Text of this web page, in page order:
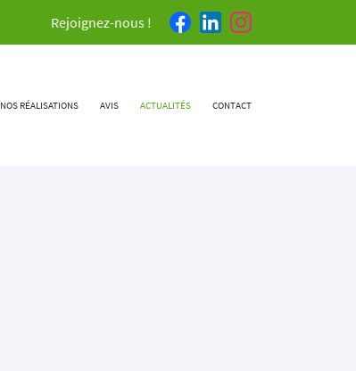
Rejoignez-nous !
NOS RÉALISATIONS AVIS ACTUALITÉS CONTACT